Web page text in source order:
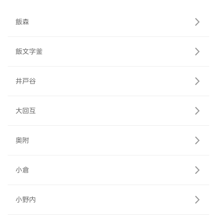
飯森
飯文字釜
井戸谷
大回互
奥附
小倉
小野内